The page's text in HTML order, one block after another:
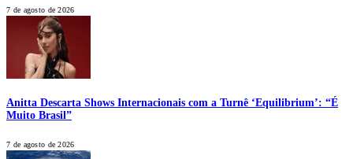
7 de agosto de 2026
Anitta Descarta Shows Internacionais com a Turnê ‘Equilibrium’: “É
Muito Brasil”
7 de agosto de 2026